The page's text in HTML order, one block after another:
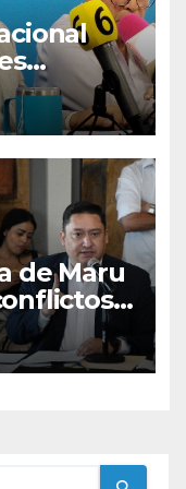
2027.
de Maru
PAN y